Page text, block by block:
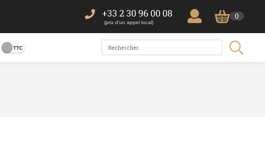
+33 2 30 96 00 08
(prix d'un appel local)
0